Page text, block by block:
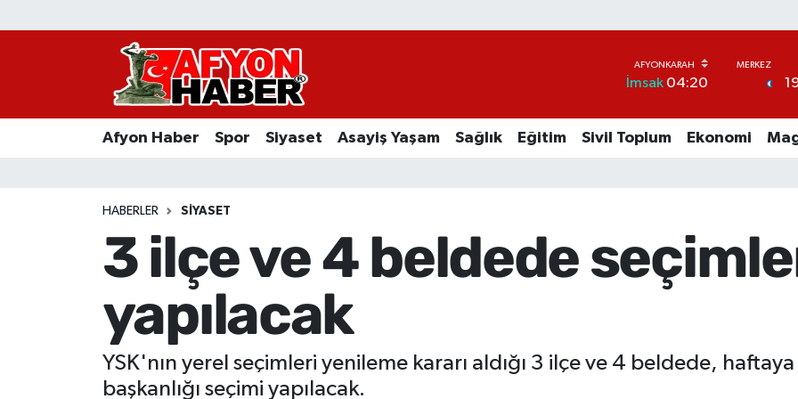
İmsak04:20
Afyon Haber Spor Siyaset Asayiş Yaşam Sağlık Eğitim Sivil Toplum Ekonomi
HABERLER SIYASET
3 ilçe ve 4 beldede
yapılacak
YSK'nın yerel seçimleri yenileme kararı aldığı 3 ilçe ve 4 beldede,
başkanlığı seçimi yapılacak.
Afyon Haber
Asayiş Yaşam
Sivil Toplum
Ekonomi